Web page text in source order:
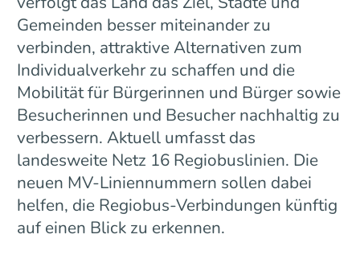
Gemeinden besser miteinander zu
verbinden, attraktive Alternativen zum
Individualverkehr zu schaffen und die
Mobilität für Bürgerinnen und Bürger sowie
Besucherinnen und Besucher nachhaltig zu
verbessern. Aktuell umfasst das
landesweite Netz 16 Regiobuslinien. Die
neuen MV-Liniennummern sollen dabei
helfen, die Regiobus-Verbindungen künftig
auf einen Blick zu erkennen.